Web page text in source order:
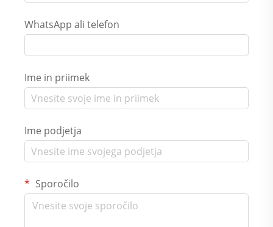
WhatsApp ali telefon
Ime in priimek
Ime podjetja
Sporočilo